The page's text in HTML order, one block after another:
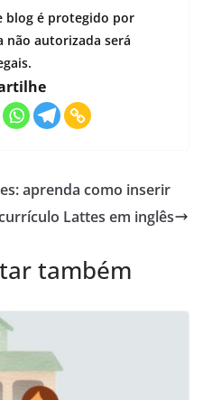
blog é protegido por
não autorizada será
aprenda como inserir
Lattes em inglês
também